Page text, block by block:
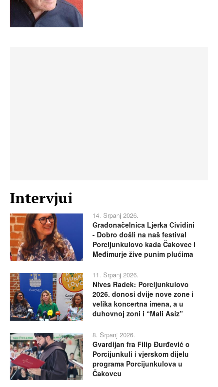
Intervjui
14. Srpanj 2026.
Gradonačelnica Ljerka Cividini
- Dobro došli na naš festival
Porcijunkulovo kada Čakovec i
Međimurje žive punim plućima
11. Srpanj 2026.
Nives Radek: Porcijunkulovo
2026. donosi dvije nove zone i
velika koncertna imena, a u
duhovnoj zoni i “Mali Asiz”
8. Srpanj 2026.
Gvardijan fra Filip Đurđević o
Porcijunkuli i vjerskom dijelu
programa Porcijunkulova u
Čakovcu